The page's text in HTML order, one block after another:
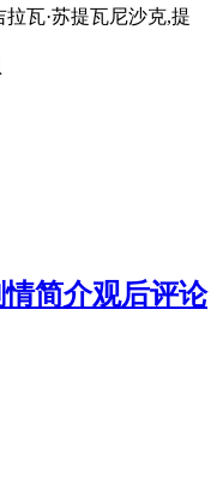
瓦·苏提瓦尼沙克,提
情简介观后评论